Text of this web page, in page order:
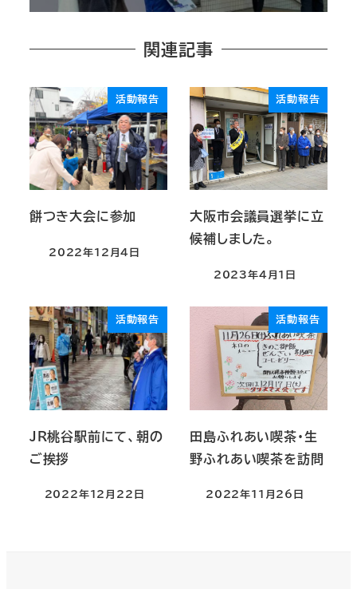
関連記事
活動報告
餅つき大会に参加
2022年12月4日
活動報告
大阪市会議員選挙に立
候補しました。
2023年4月1日
活動報告
JR桃谷駅前にて、朝の
ご挨拶
2022年12月22日
活動報告
田島ふれあい喫茶・生
野ふれあい喫茶を訪問
2022年11月26日